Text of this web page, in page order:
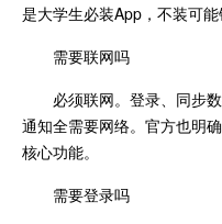
是大学生必装App，不装可能
需要联网吗
必须联网。登录、同步
通知全需要网络。官方也明
核心功能。
需要登录吗